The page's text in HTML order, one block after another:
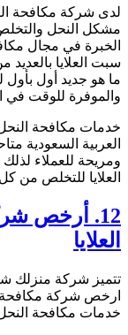
شركة مكافحة
النحل والتخلص
في مجال
العلايا بالعديد
هو جديد أول بأول
للوقت في
مكافحة النحل
السعودية
للعملاء
للتخلص من
12. أرخص
شركة منزلك
شركة مكافحة
مكافحة النحل